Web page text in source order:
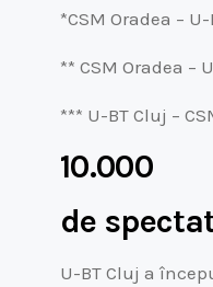
*CSM Oradea –
** CSM Oradea –
*** U-BT Cluj –
10.000
de
U-BT Cluj a